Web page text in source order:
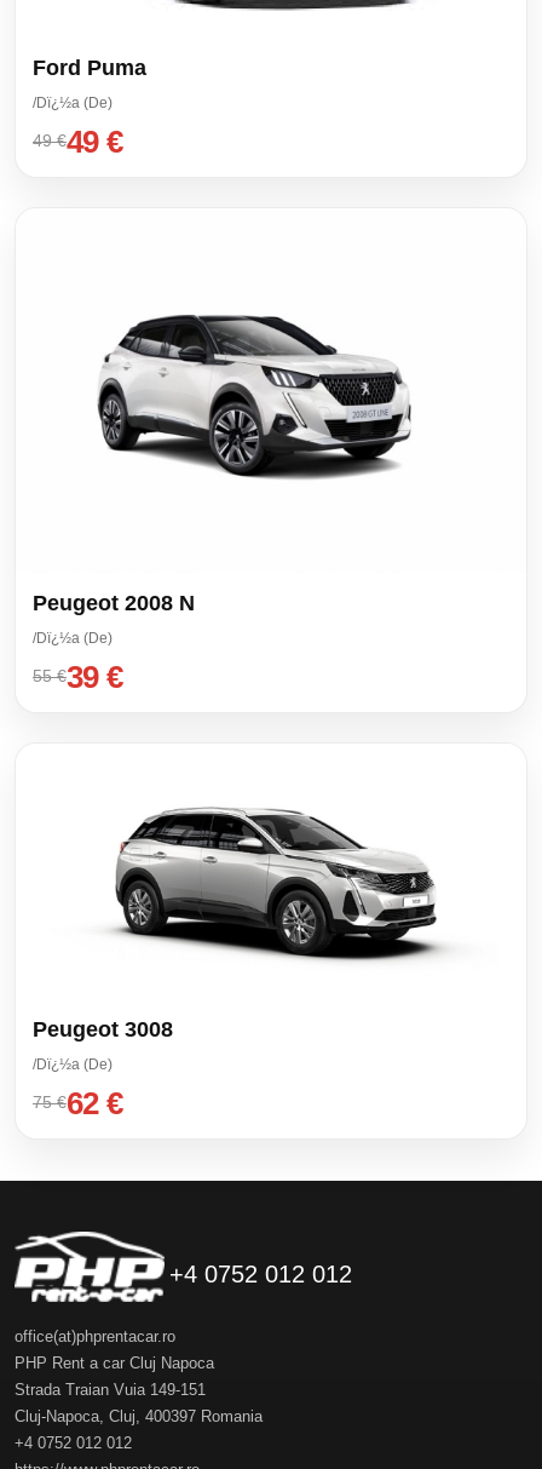
Ford Puma
/Dï¿½a (De)
49 €49 €
Peugeot 2008 N
/Dï¿½a (De)
55 €39 €
Peugeot 3008
/Dï¿½a (De)
75 €62 €
+4 0752 012 012
office(at)phprentacar.ro
PHP Rent a car Cluj Napoca
Strada Traian Vuia 149-151
Cluj-Napoca Cluj 400397 Romania
+4 0752 012 012